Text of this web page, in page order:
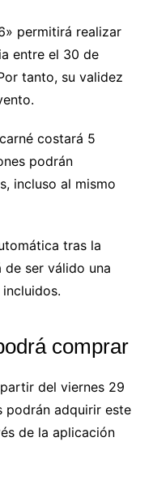
permitirá realizar
entre el 30 de
tanto, su validez
costará 5
podrán
incluso al mismo
tras la
de ser válido una
comprar
del viernes 29
podrán adquirir este
de la aplicación